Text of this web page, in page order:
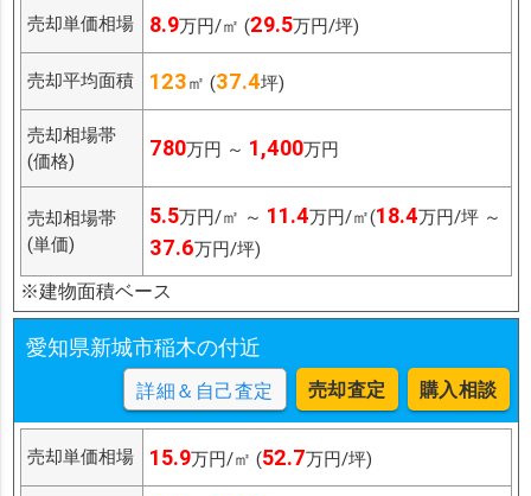
売却単価相場 8.9万円/㎡ (29.5万円/坪)
売却平均面積 123㎡ (37.4坪)
売却相場帯
(価格)
780万円 ～ 1,400万円
売却相場帯
(単価)
5.5万円/㎡ ～ 11.4万円/㎡(18.4万円/坪 ～
37.6万円/坪)
※建物面積ベース
愛知県新城市稲木の付近
詳細＆自己査定 売却査定 購入相談
売却単価相場 15.9万円/㎡ (52.7万円/坪)